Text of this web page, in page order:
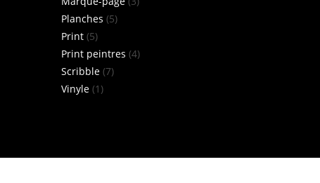
Planches 55
Print 55
produits
Print peintres 44
Scribble 77
Vinyle 1 1